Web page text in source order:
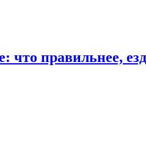
что правильнее,